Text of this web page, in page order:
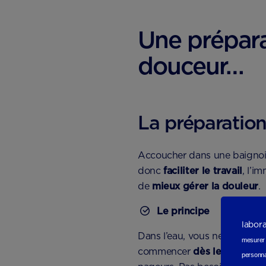
Une
douceur…
La
Accoucher dans une
doncfaciliter le travail ,
de mieux gérer la douleur.
Le principe
Dans l’eau, vous ne pesez
commencer dès le 4e mois
mesurer